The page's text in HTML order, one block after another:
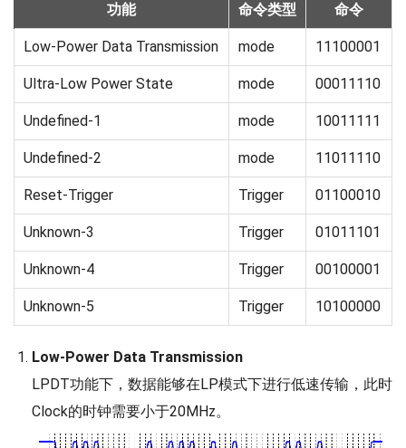
功能 命令类型 命令
Low-Power Data Transmission mode 11100001
Ultra-Low Power State mode 00011110
Undefined-1 mode 10011111
Undefined-2 mode 11011110
Reset-Trigger Trigger 01100010
Unknown-3 Trigger 01011101
Unknown-4 Trigger 00100001
Unknown-5 Trigger 10100000
Low-Power Data Transmission
LPDT功能下，数据能够在LP模式下进行低速传输，此时
Clock的时钟需要小于20MHz。